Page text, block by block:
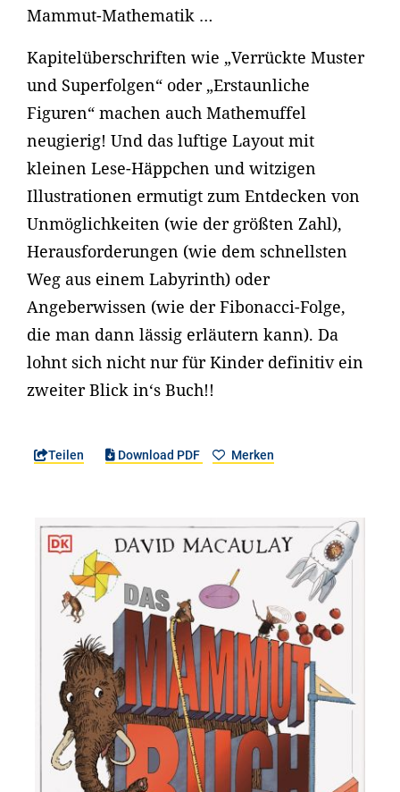
Mammut-Mathematik …
Kapitelüberschriften wie „Verrückte Muster
und Superfolgen“ oder „Erstaunliche
Figuren“ machen auch Mathemuffel
neugierig! Und das luftige Layout mit
kleinen Lese-Häppchen und witzigen
Illustrationen ermutigt zum Entdecken von
Unmöglichkeiten (wie der größten Zahl),
Herausforderungen (wie dem schnellsten
Weg aus einem Labyrinth) oder
Angeberwissen (wie der Fibonacci-Folge,
die man dann lässig erläutern kann). Da
lohnt sich nicht nur für Kinder definitiv ein
zweiter Blick in‘s Buch!!
Teilen Download PDF Merken